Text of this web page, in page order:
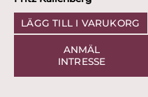
LÄGG TILL I VARUKORG
ANMÄL
INTRESSE